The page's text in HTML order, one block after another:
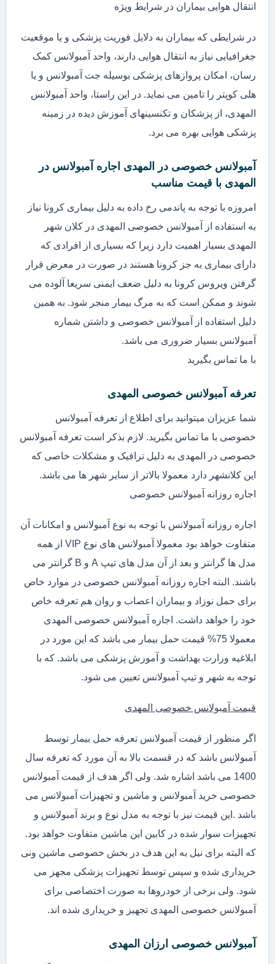
انتقال هوایی بیماران در شرایط ویژه
در شرایطی که بیماران به دلایل فوریت پزشکی و یا موقعیت
جغرافیایی نیاز به انتقال هوایی دارند، واحد آمبولانس کمک
رسان، امکان پروازهای پزشکی بوسیله جت آمبولانس و یا
هلی کوپتر را تامین می نماید. در این راستا، واحد آمبولانس
المهدی، از پزشکان و تکنسینهای آموزش دیده در زمینه
پزشکی هوایی بهره می برد.
آمبولانس خصوصی در المهدی اجاره آمبولانس در
المهدی با قیمت مناسب
امروزه با توجه به پاندمی رخ داده به دلیل بیماری کرونا نیاز
به استفاده از آمبولانس خصوصی المهدی در کلان شهر
المهدی بسیار اهمیت دارد زیرا که بسیاری از افرادی که
دارای بیماری به جز کرونا هستند در صورت در معرض قرار
گرفتن ویروس کرونا به دلیل ضعف ایمنی سریعا آلوده می
شوند و ممکن است که به مرگ بیمار منجر شود. به همین
دلیل استفاده از آمبولانس خصوصی و داشتن شماره
آمبولانس بسیار ضروری می باشد.
با ما تماس بگیرید
تعرفه آمبولانس خصوصی المهدی
شما عزیزان میتوانید برای اطلاع از تعرفه آمبولانس
خصوصی با ما تماس بگیرید. لازم بذکر است تعرفه آمبولانس
خصوصی در المهدی به دلیل ترافیک و مشکلات خاصی که
این کلانشهر دارد معمولا بالاتر از سایر شهر ها می باشد.
اجاره روزانه آمبولانس خصوصی
اجاره روزانه آمبولانس با توجه به نوع آمبولانس و امکانات آن
متفاوت خواهد بود معمولا آمبولانس های نوع VIP از همه
مدل ها گرانتر و بعد از آن مدل های تیپ A و B گرانتر می
باشند. البته اجاره روزانه آمبولانس خصوصی در موارد خاص
برای حمل نوزاد و بیماران اعصاب و روان هم تعرفه خاص
خود را خواهد داشت. اجاره آمبولانس خصوصی المهدی
معمولا 75% قیمت حمل بیمار می باشد که این مورد در
ابلاغیه وزارت بهداشت و آموزش پزشکی می باشد. که با
توجه به شهر و تیپ آمبولانس تعیین می شود.
قیمت آمبولانس خصوصی المهدی
اگر منظور از قیمت آمبولانس تعرفه حمل بیمار توسط
آمبولانس باشد که در قسمت بالا به آن مورد که تعرفه سال
1400 می باشد اشاره شد. ولی اگر هدف از قیمت آمبولانس
خصوصی خرید آمبولانس و ماشین و تجهیزات آمبولانس می
باشد .این قیمت نیز با توجه به مدل نوع و برند آمبولانس و
تجهیزات سوار شده در کابین این ماشین متفاوت خواهد بود.
که البته برای نیل به این هدف در بخش خصوصی ماشین ونی
خریداری شده و سپس توسط تجهیزات پزشکی مجهز می
شود. ولی برخی از خودروها به صورت اختصاصی برای
آمبولانس خصوصی المهدی تجهیز و خریداری شده اند.
آمبولانس خصوصی ارزان المهدی